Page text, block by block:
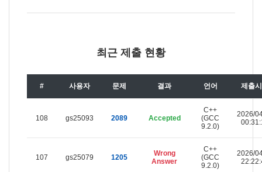
최근 제출 현황
# 사용자 문제 결과 언어 제출
108 gs25093 2089 Accepted
C++
(GCC
9.2.0)
2026/
107 gs25079 1205
Wrong
Answer
C++
(GCC
9.2.0)
2026/